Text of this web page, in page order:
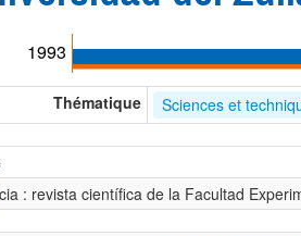
1993
Thématique Sciences et
: revista científica de la Facultad